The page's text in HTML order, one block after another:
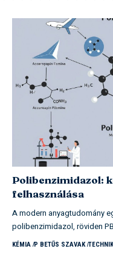
Polibenzimidazol:
felhasználása
A modern anyagtudomány
polibenzimidazol, röviden
KÉMIA P BETŰS SZAVAK